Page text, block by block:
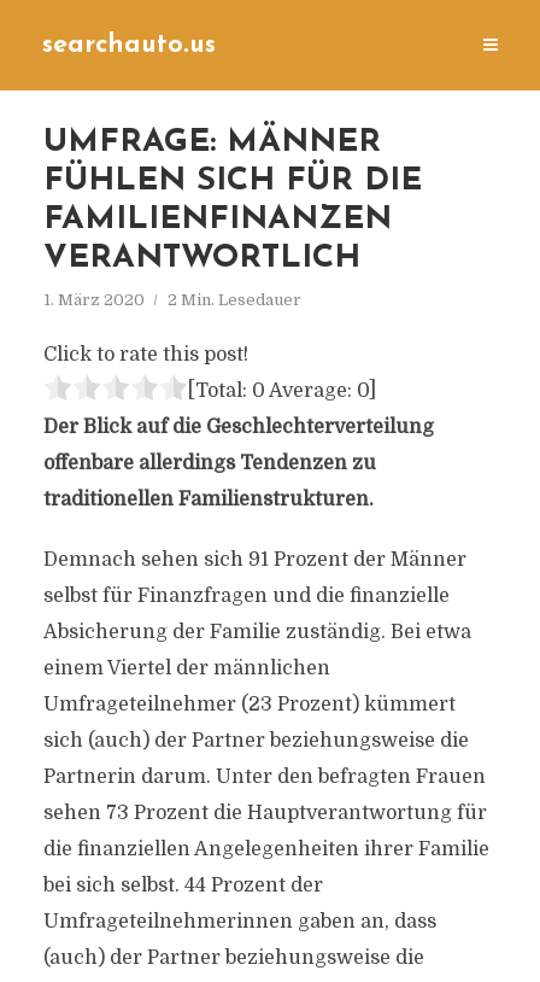
searchauto.us
UMFRAGE: MÄNNER
FÜHLEN SICH FÜR DIE
FAMILIENFINANZEN
VERANTWORTLICH
1. März 2020 2 Min. Lesedauer
Click to rate this post!
[Total: 0 Average: 0]
Der Blick auf die Geschlechterverteilung
offenbare allerdings Tendenzen zu
traditionellen Familienstrukturen.
Demnach sehen sich 91 Prozent der Männer
selbst für Finanzfragen und die finanzielle
Absicherung der Familie zuständig. Bei etwa
einem Viertel der männlichen
Umfrageteilnehmer (23 Prozent) kümmert
sich (auch) der Partner beziehungsweise die
Partnerin darum. Unter den befragten Frauen
sehen 73 Prozent die Hauptverantwortung für
die finanziellen Angelegenheiten ihrer Familie
bei sich selbst. 44 Prozent der
Umfrageteilnehmerinnen gaben an, dass
(auch) der Partner beziehungsweise die